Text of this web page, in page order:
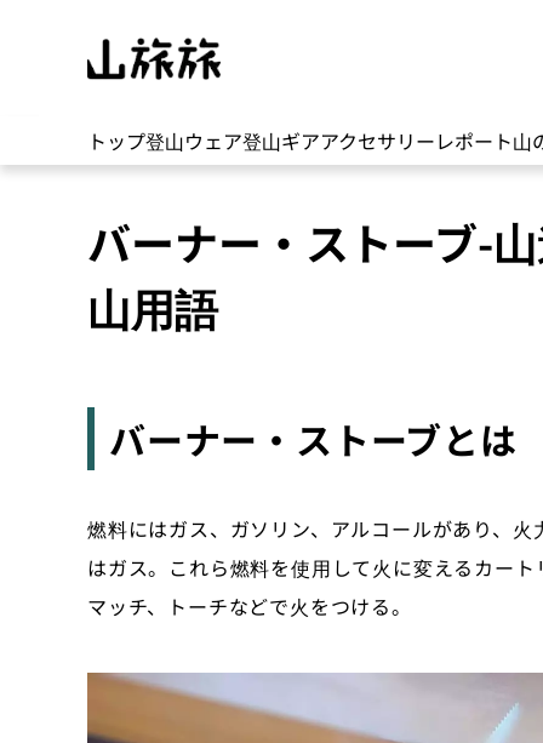
トップ登山ウェア登山ギアアクセサリーレポート山
バーナー・ストーブ-
山用語
バーナー・ストーブとは
燃料にはガス、ガソリン、アルコールがあり、
はガス。これら燃料を使用して火に変えるカー
マッチ、トーチなどで火をつける。